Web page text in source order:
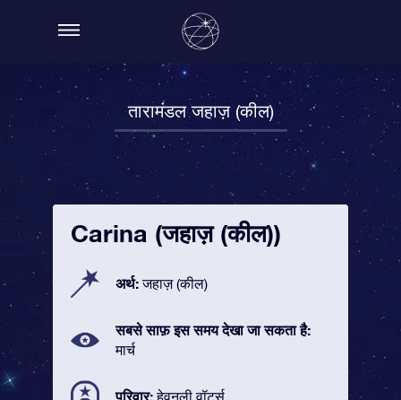
तारामंडल जहाज़ (कील)
Carina (जहाज़ (कील))
अर्थ:जहाज़ (कील)
सबसे साफ़ इस समय देखा जा सकता है:
मार्च
परिवार:हेवनली वॉटर्स